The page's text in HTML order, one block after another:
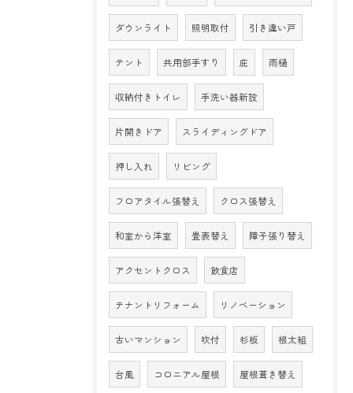
ダウンライト 照明取付 引き違い戸
テント 共用部手すり 庇 雨樋
収納付きトイレ 手洗い器新設
片開きドア スライディングドア
押し入れ リビング
フロアタイル張替え クロス張替え
和室から洋室 畳表替え 障子張り替え
アクセントクロス 飲食店
テナントリフォーム リノベーション
古いマンション 吹付 杉板 根太組
台風 コロニアル屋根 屋根葺き替え